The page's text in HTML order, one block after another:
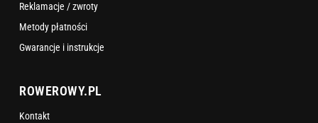
Reklamacje / zwroty
Metody płatności
Gwarancje i instrukcje
ROWEROWY.PL
Kontakt